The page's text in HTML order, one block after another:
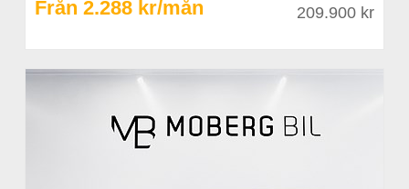
Från 2.288 kr/mån 209.900 kr